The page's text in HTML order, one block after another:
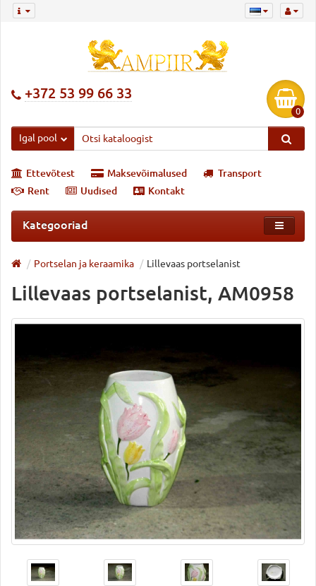
+372 53 99 66 33
0
Igal pool
Ettevõtest Maksevõimalused
Transport
Rent
Uudised Kontakt
Kategooriad
Portselan ja keraamika Lillevaas portselanist
Lillevaas portselanist, AM0958